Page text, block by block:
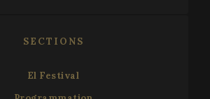
SECTIONS
El Festival